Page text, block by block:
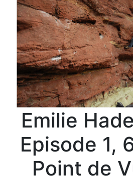
Emilie
Episode 1,
Point de